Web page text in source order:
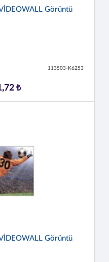
Görüntü
113503-K6253
₺
Görüntü